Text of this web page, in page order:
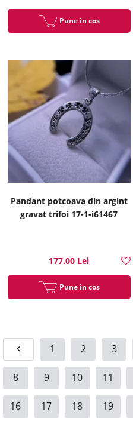
Pune in cos
Pandant potcoava din argint
gravat trifoi 17-1-i61467
177.00 Lei
Pune in cos
1 2 3
8 9 10 11
16 17 18 19